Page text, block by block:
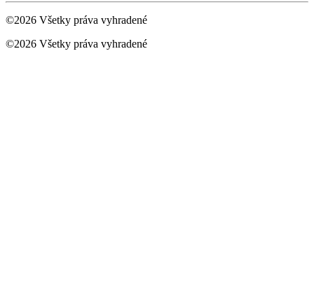
©2026 Všetky práva vyhradené
©2026 Všetky práva vyhradené